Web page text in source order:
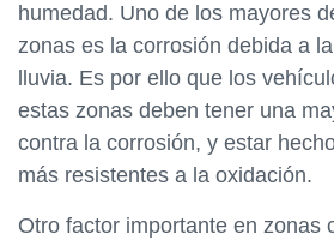
humedad. Uno de los mayores
zonas es la corrosión debida a
lluvia. Es por ello que los
estas zonas deben tener una
contra la corrosión, y estar
más resistentes a la oxidación.
Otro factor importante en zonas